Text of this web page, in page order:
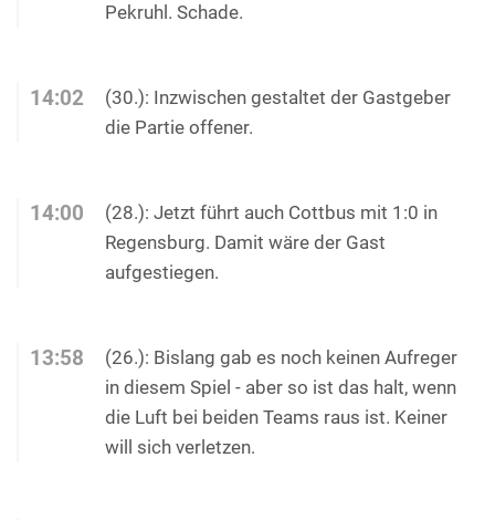
Pekruhl. Schade.
14:02
(30.): Inzwischen gestaltet der Gastgeber
die Partie offener.
14:00
(28.): Jetzt führt auch Cottbus mit 1:0 in
Regensburg. Damit wäre der Gast
aufgestiegen.
13:58
(26.): Bislang gab es noch keinen Aufreger
in diesem Spiel - aber so ist das halt, wenn
die Luft bei beiden Teams raus ist. Keiner
will sich verletzen.